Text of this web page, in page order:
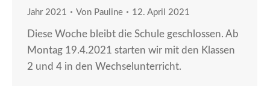
Jahr 2021 Von Pauline 12. April 2021
Diese Woche bleibt die Schule geschlossen. Ab
Montag 19.4.2021 starten wir mit den Klassen
2 und 4 in den Wechselunterricht.